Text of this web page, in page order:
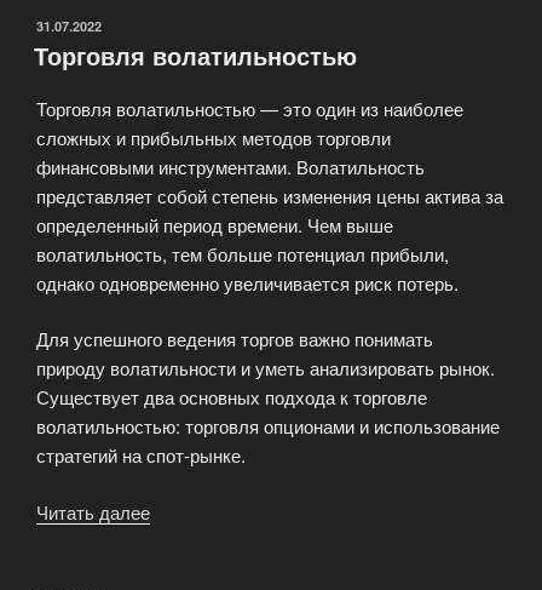
ОПУБЛИКОВАНО
31.07.2022
Торговля волатильностью
Торговля волатильностью — это один из наиболее
сложных и прибыльных методов торговли
финансовыми инструментами. Волатильность
представляет собой степень изменения цены актива за
определенный период времени. Чем выше
волатильность, тем больше потенциал прибыли,
однако одновременно увеличивается риск потерь.
Для успешного ведения торгов важно понимать
природу волатильности и уметь анализировать рынок.
Существует два основных подхода к торговле
волатильностью: торговля опционами и использование
стратегий на спот-рынке.
Читать далее